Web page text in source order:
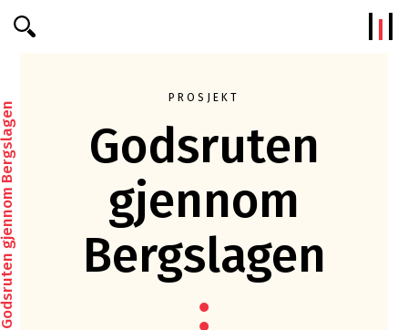
Efterklang
Bergslagen
PROSJEKT
Godsruten
gjennom
Bergslagen